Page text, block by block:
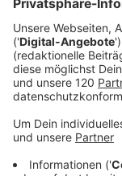
über die gar
Content auf
Gute Arbeit,
Markt.
Die meisten
haben kein
Ruf. Nur weiß